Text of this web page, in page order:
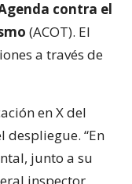
contra el
(ACOT). El
a través de
en X del
“En
junto a su
inspector